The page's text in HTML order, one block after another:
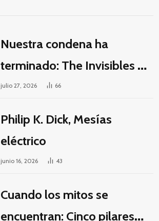
Nuestra condena ha
terminado: The Invisibles y
la guerra por la imaginación
julio 27, 2026 66
Philip K. Dick, Mesías
eléctrico
junio 16, 2026 43
Cuando los mitos se
encuentran: Cinco pilares